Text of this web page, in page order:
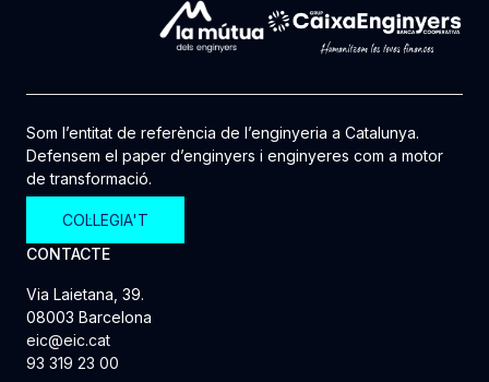
Som l’entitat de referència de l’enginyeria a Catalunya.
Defensem el paper d’enginyers i enginyeres com a motor
de transformació.
COL·LEGIA'T
CONTACTE
Via Laietana, 39.
08003 Barcelona
eic@eic.cat
93 319 23 00